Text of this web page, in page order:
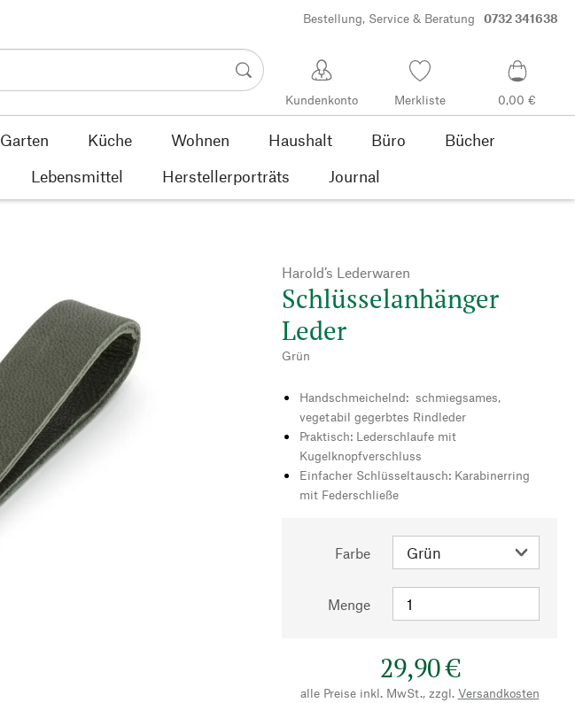
Bestellung, Service & Beratung 0732 341638
Kundenkonto Merkliste 0,00 €
Garten Küche Wohnen Haushalt Büro
Bücher
Lebensmittel Herstellerporträts Journal
Harold’s Lederwaren
Schlüsselanhänger
Leder
Grün
Handschmeichelnd: schmiegsames,
vegetabil gegerbtes Rindleder
Praktisch: Lederschlaufe mit
Kugelknopfverschluss
Einfacher Schlüsseltausch: Karabinerring
mit Federschließe
Farbe
Menge
29,90 €
alle Preise inkl. MwSt., zzgl. Versandkosten